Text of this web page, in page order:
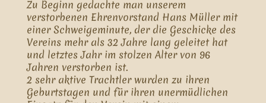
Zu Beginn gedachte man unserem
verstorbenen Ehrenvorstand Hans Müller mit
einer Schweigeminute, der die Geschicke des
Vereins mehr als 32 Jahre lang geleitet hat
und letztes Jahr im stolzen Alter von 96
Jahren verstorben ist.
2 sehr aktive Trachtler wurden zu ihren
Geburtstagen und für ihren unermüdlichen